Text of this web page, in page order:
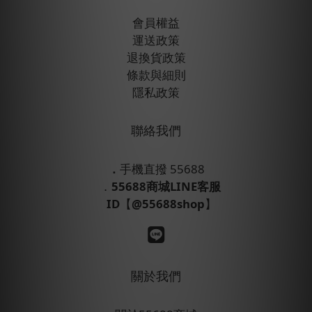
會員權益
運送政策
退換貨政策
條款與細則
隱私政策
聯絡我們
． 手機直撥 55688
． 55688商城LINE客服
ID 【@55688shop】
關於我們